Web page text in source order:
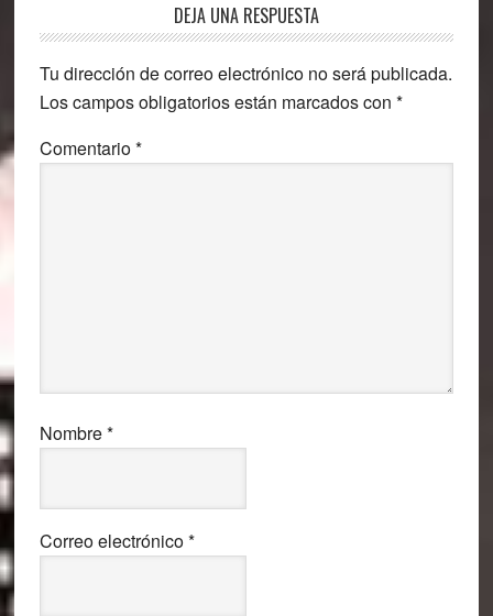
Interacciones
con
los
lectores
DEJA UNA RESPUESTA
Tu dirección de correo electrónico no será publicada.
Los campos obligatorios están marcados con *
Comentario*
Nombre*
Correo electrónico*